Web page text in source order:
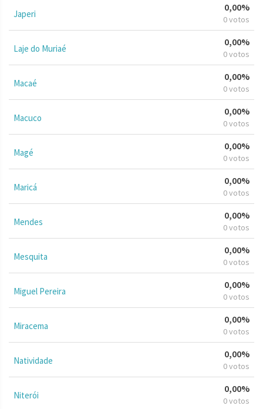
Japeri
0,00%
0 votos
Laje do Muriaé
0,00%
0 votos
Macaé
0,00%
0 votos
Macuco
0,00%
0 votos
Magé
0,00%
0 votos
Maricá
0,00%
0 votos
Mendes
0,00%
0 votos
Mesquita
0,00%
0 votos
Miguel Pereira
0,00%
0 votos
Miracema
0,00%
0 votos
Natividade
0,00%
0 votos
Niterói
0,00%
0 votos